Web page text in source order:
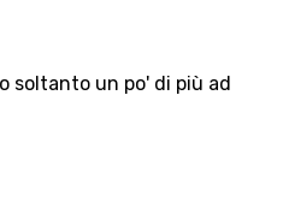
soltanto un po' di più ad